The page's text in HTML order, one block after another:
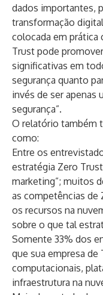
dados importantes,
transformação
colocada em prática
Trust pode
significativas em
segurança quanto
invés de ser apenas
segurança”.
O relatório também
como:
Entre os
estratégia Zero
marketing”; muitos
as competências de
os recursos na
sobre o que tal
Somente 33% dos
que sua empresa
computacionais,
infraestrutura na